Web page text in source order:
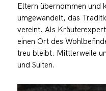
Eltern übernommen und
umgewandelt, das
vereint. Als
einen Ort des
treu bleibt. Mittlerweile
und Suiten.